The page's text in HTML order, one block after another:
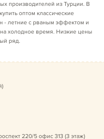
производителей из Турции. В
оптом классические
- летние с рваным эффектом и
холодное время. Низкие цены
ряд.
220/5 офис 313 (3 этаж)